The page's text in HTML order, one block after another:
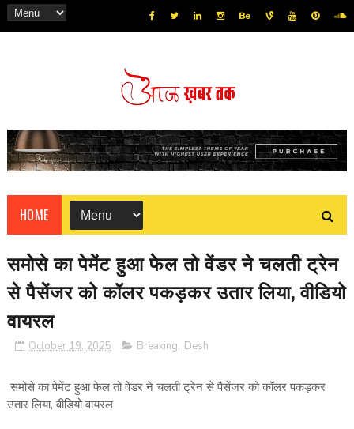
HOME
समोसे का पेमेंट हुआ फेल तो वेंडर ने चलती ट्रेन
से पैसेंजर को कॉलर पकड़कर उतार लिया, वीडियो
वायरल
October 19, 2025 Breaking, Desh
समोसे का पेमेंट हुआ फेल तो वेंडर ने चलती ट्रेन से पैसेंजर को कॉलर पकड़कर
उतार लिया, वीडियो वायरल